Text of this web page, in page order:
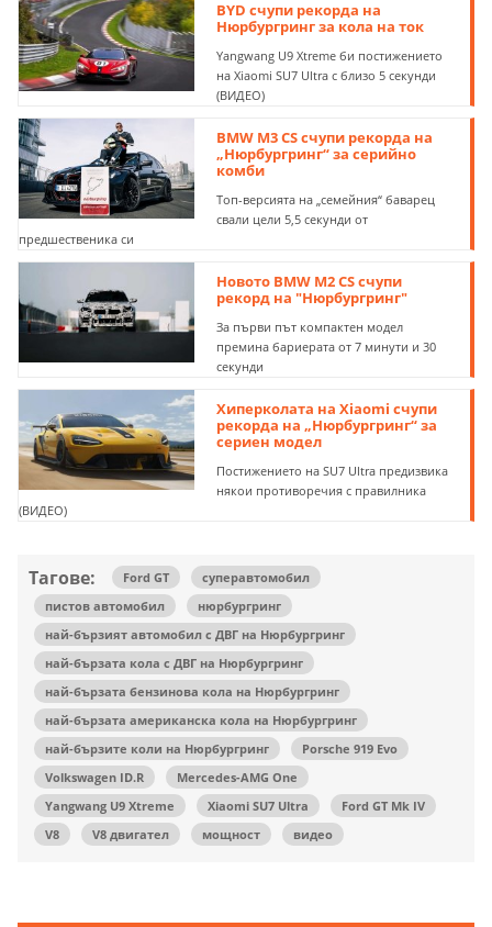
BYD счупи рекорда на
Нюрбургринг за кола на ток
Yangwang U9 Xtreme би постижението
на Xiaomi SU7 Ultra с близо 5 секунди
(ВИДЕО)
BMW M3 CS счупи рекорда на
„Нюрбургринг“ за серийно
комби
Топ-версията на „семейния“ баварец
свали цели 5,5 секунди от
предшественика си
Новото BMW M2 CS счупи
рекорд на "Нюрбургринг"
За първи път компактен модел
премина бариерата от 7 минути и 30
секунди
Хиперколата на Xiaomi счупи
рекорда на „Нюрбургринг“ за
сериен модел
Постижението на SU7 Ultra предизвика
някои противоречия с правилника
(ВИДЕО)
Тагове: Ford GT
суперавтомобил
пистов автомобил
нюрбургринг
най-бързият автомобил с ДВГ на Нюрбургринг
най-бързата кола с ДВГ на Нюрбургринг
най-бързата бензинова кола на Нюрбургринг
най-бързата американска кола на Нюрбургринг
най-бързите коли на Нюрбургринг
Porsche 919 Evo
Volkswagen ID.R
Mercedes-AMG One
Yangwang U9 Xtreme
Xiaomi SU7 Ultra
Ford GT Mk IV
V8
V8 двигател мощност видео